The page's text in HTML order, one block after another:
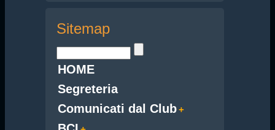
Sitemap
HOME
Segreteria
Comunicati dal Club